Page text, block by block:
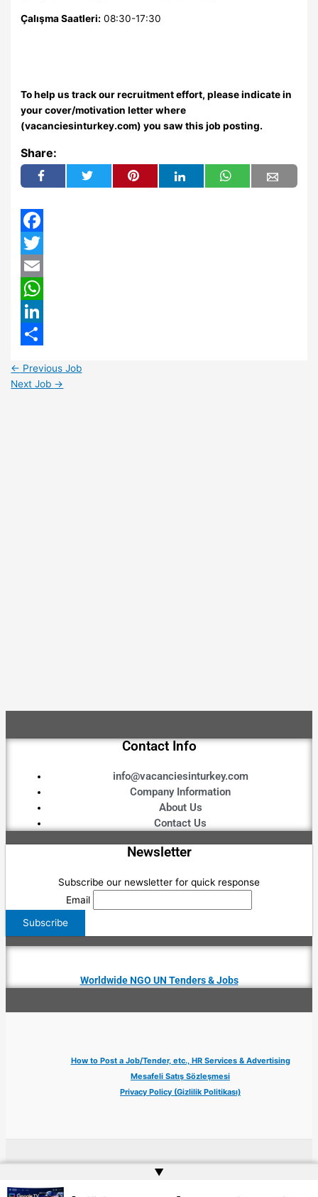
Çalışma Saatleri: 08:30-17:30
To help us track our recruitment effort, please indicate in
your cover/motivation letter where
(vacanciesinturkey.com) you saw this job posting.
Share:
Facebook
Twitter
Email
WhatsApp
LinkedIn
← Previous Job
Next Job →
Contact Info
info@vacanciesinturkey.com
Company Information
About Us
Contact Us
Newsletter
Subscribe our newsletter for quick response
Email
Worldwide NGO UN Tenders & Jobs
How to Post a Job/Tender, etc., HR Services & Advertising
Mesafeli Satış Sözleşmesi
Privacy Policy (Gizlilik Politikası)
Copyright © 2026 Jobs Turkey Istanbul IT Tech UN NGO Remote Turkish Embassy
▲